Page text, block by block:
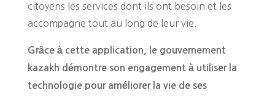
citoyens les services dont ils ont besoin et les
accompagne tout au long de leur vie.
Grâce à cette application, le gouvernement
kazakh démontre son engagement à utiliser la
technologie pour améliorer la vie de ses